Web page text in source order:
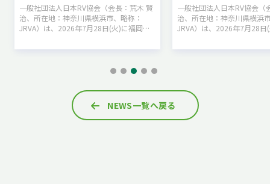
日本RV協会（会長：荒木 賢
神奈川県横浜市、略称：
年7月28日(火)に福岡県
関する協定」を締結したこ
一般社団法人日本RV協会（会長：荒木 賢
治、所在地：神奈川県横浜市、略称：
JRVA）は、2026年7月28日(火)に福岡県
カーの提供に関する協定」を締結したこ
NEWS一覧へ戻る